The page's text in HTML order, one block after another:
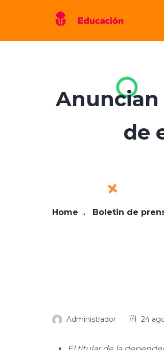
Anuncian
de
Home Boletin de
Administrador 24